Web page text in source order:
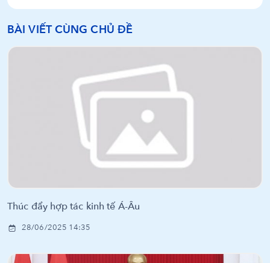
BÀI VIẾT CÙNG CHỦ ĐỀ
Thúc đẩy hợp tác kinh tế Á-Âu
28/06/2025 14:35